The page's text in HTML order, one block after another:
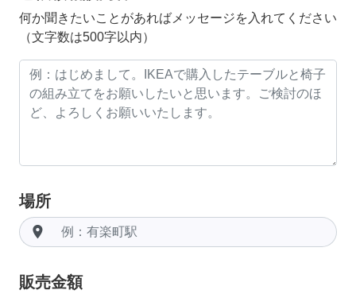
何か聞きたいことがあればメッセージを入れてください
（文字数は500字以内）
場所
room
販売金額